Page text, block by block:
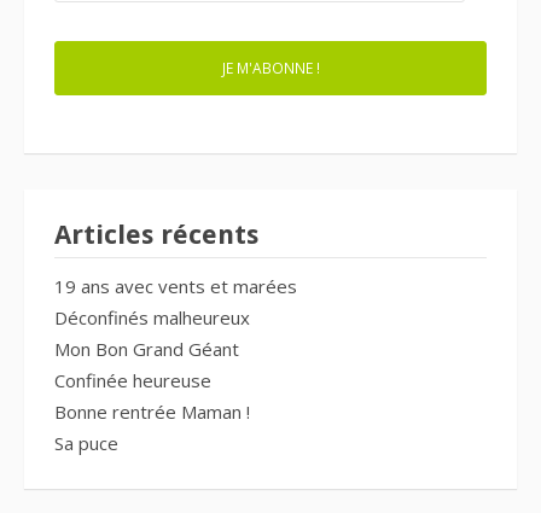
MAIL
JE M'ABONNE !
Articles récents
19 ans avec vents et marées
Déconfinés malheureux
Mon Bon Grand Géant
Confinée heureuse
Bonne rentrée Maman !
Sa puce